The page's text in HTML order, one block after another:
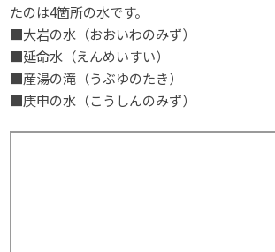
たのは4箇所の水です。
■大岩の水（おおいわのみず）
■延命水（えんめいすい）
■産湯の滝（うぶゆのたき）
■庚申の水（こうしんのみず）